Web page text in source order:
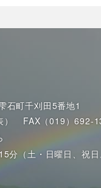
町千刈田5番地1
FAX（019）692-
（土・日曜日、祝日